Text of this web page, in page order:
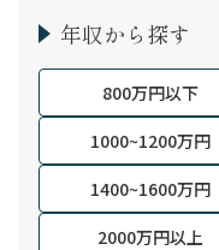
年収から探す
800万円以下
1000~1200万円
1400~1600万円
2000万円以上